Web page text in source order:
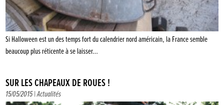
Si Halloween est un des temps fort du calendrier nord américain, la France semble
beaucoup plus réticente à se laisser…
SUR LES CHAPEAUX DE ROUES !
15/05/2015 |Actualités